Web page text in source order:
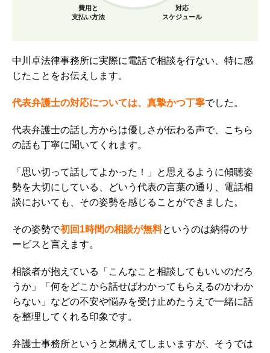
対応
スケジュール
費用と
支払い方法
中川卓法律事務所に実際に電話で相談を行ない、特に感
じたことをお伝えします。
代表弁護士の対応については、真摯かつ丁寧でした。
代表弁護士の話し方からは優しさが伝わる声で、こちら
の話も丁寧に聞いてくれます。
「思い切って話してよかった！」と思えるように傾聴姿
勢を大切にしている、どいう代表の言葉の通り、電話相
談においても、その姿勢を感じることができました。
その姿勢で初回1時間の相談が無料というのは納得のサ
ービスと言えます。
相談者が抱えている「こんなこと相談してもいいのだろ
うか」「何をどこから話せばわかってもらえるのかわか
らない」などの不安や悩みを受け止めたうえで一緒に話
を整理してくれる印象です。
弁護士事務所というと気構えてしまいますが、そうでは